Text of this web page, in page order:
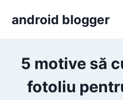
android blogger
5 motive să
fotoliu